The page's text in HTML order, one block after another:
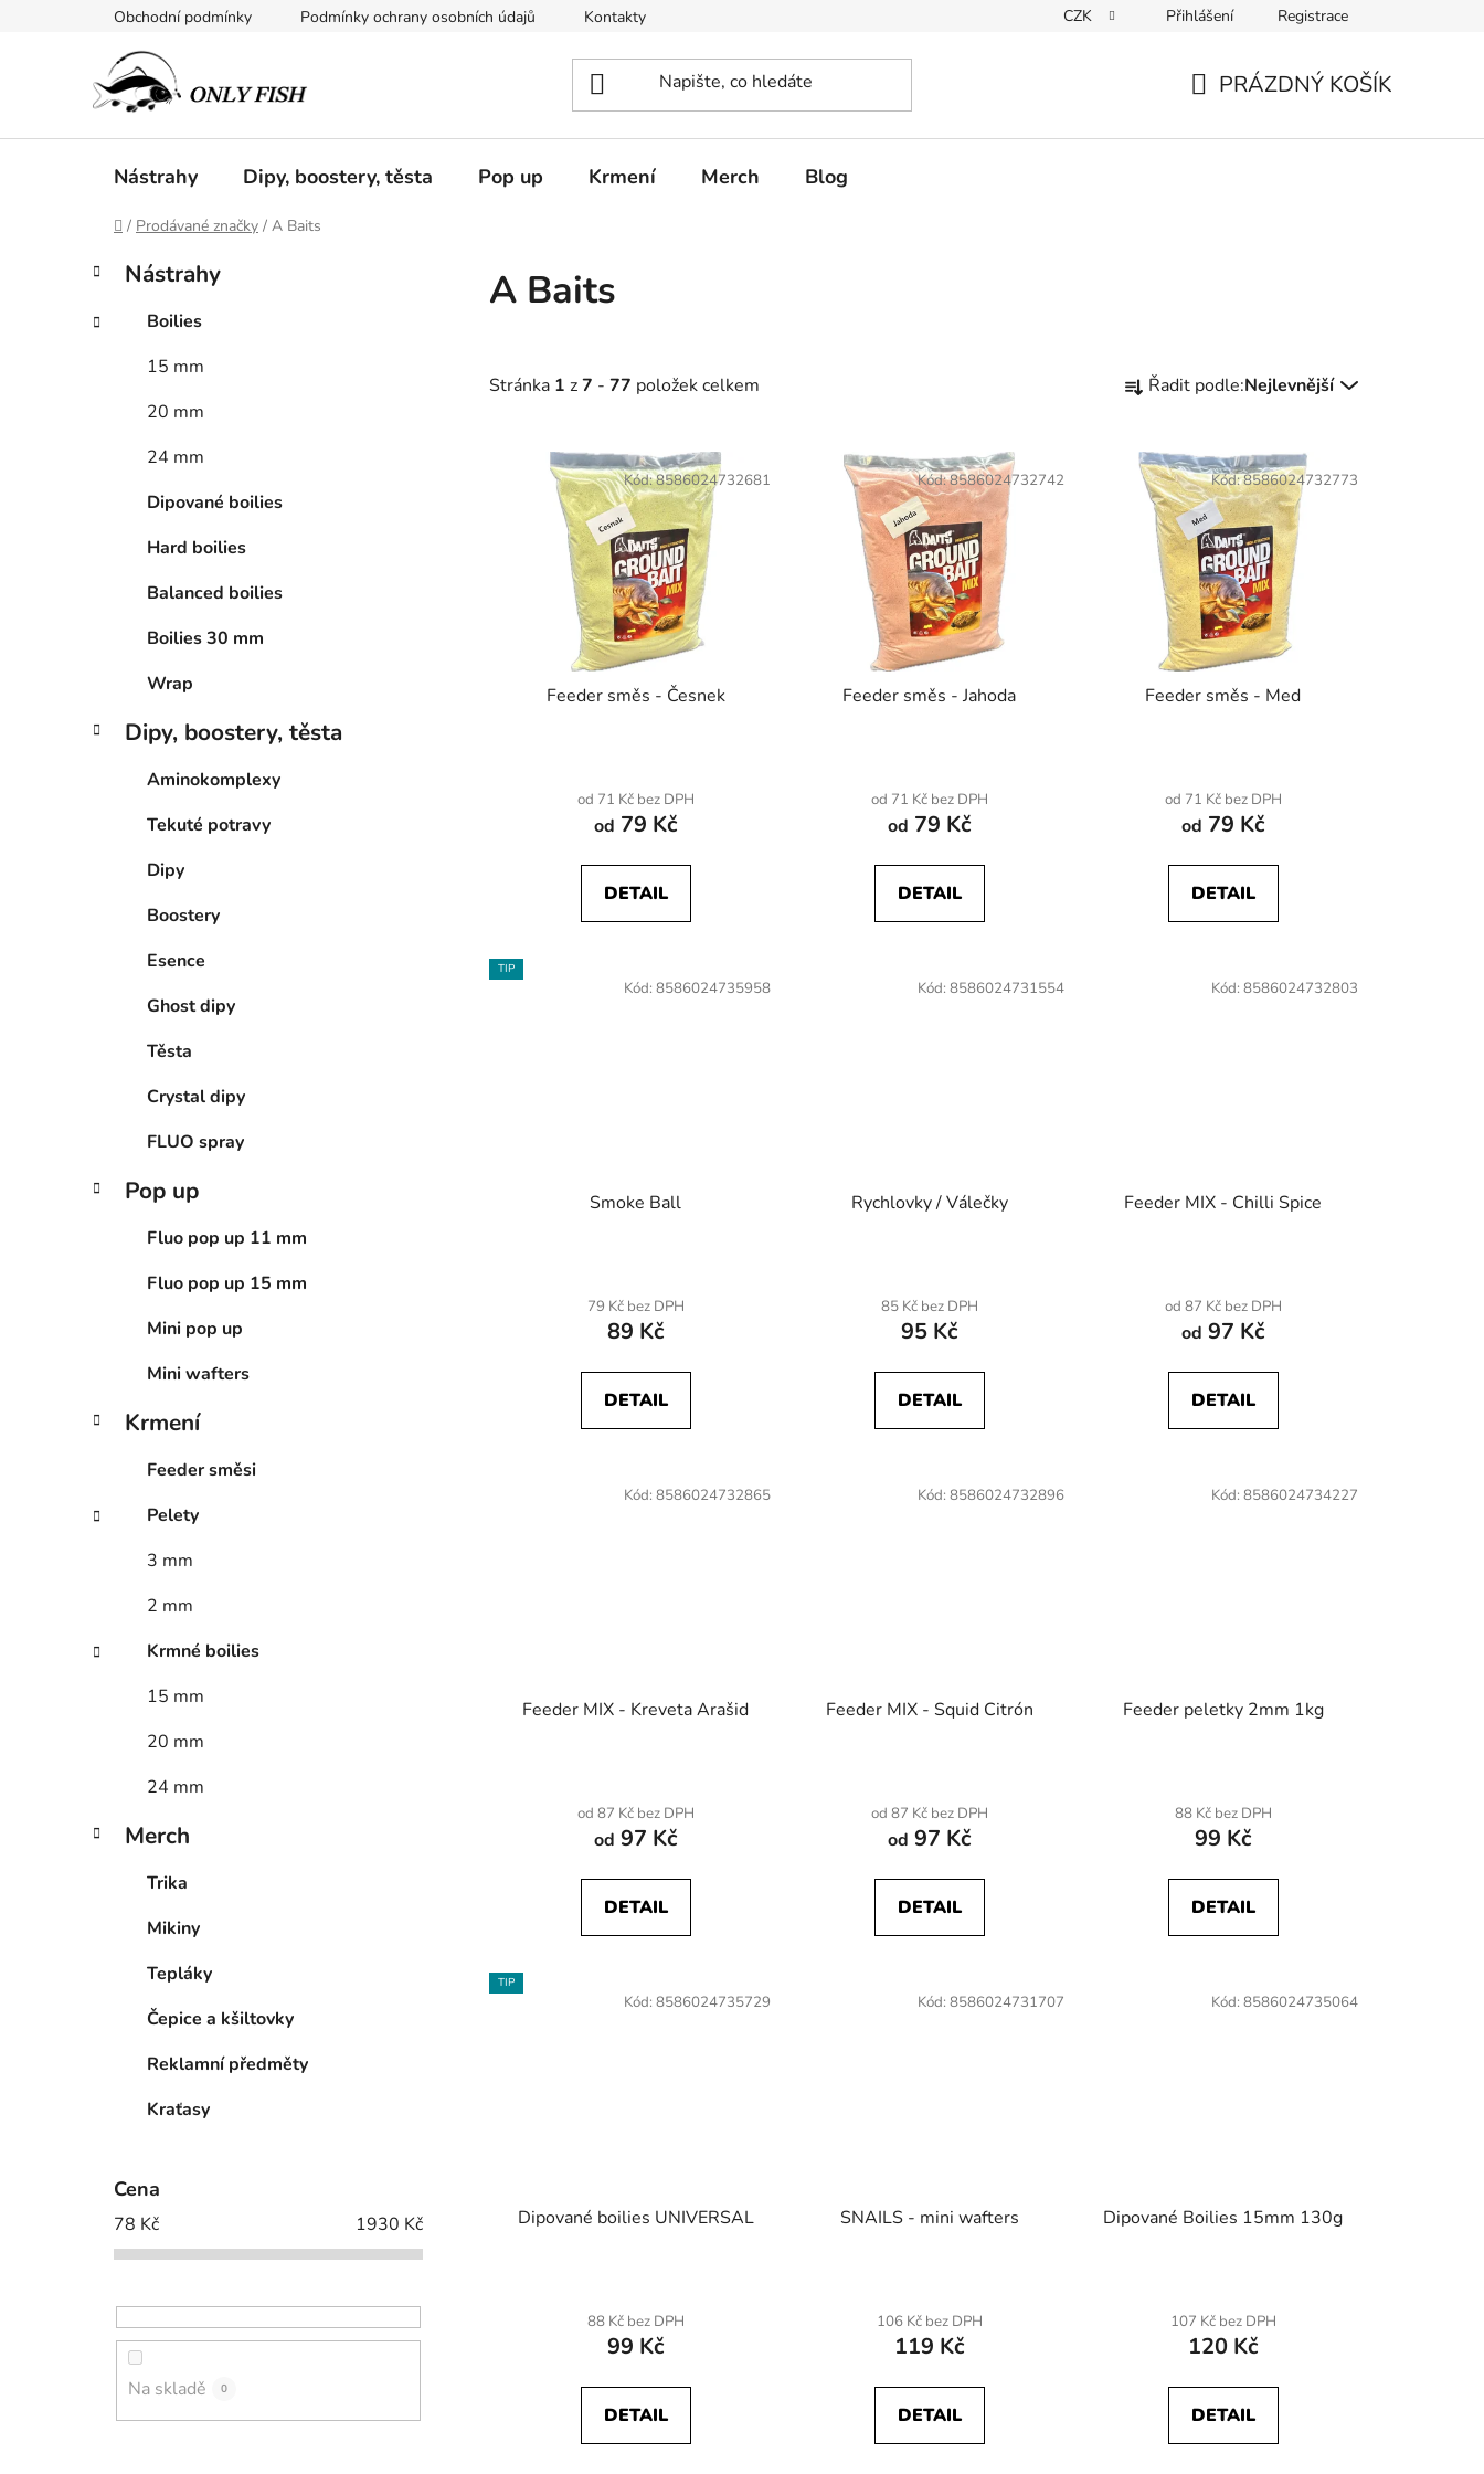
Obchodní podmínky Podmínky ochrany osobních údajů Kontakty CZK Přihlášení Registrace
PRÁZDNÝ KOŠÍK
Nástrahy Dipy, boostery, těsta Pop up Krmení Merch Blog
Domů
/ Prodávané značky / A Baits
P
s
Přeskočit
kategorie
K
a
e
Nástrahy
Boilies
15 mm
20 mm
24 mm
Dipované boilies
Hard boilies
Balanced boilies
Boilies 30 mm
Wrap
Dipy, boostery, těsta
Aminokomplexy
Tekuté potravy
Dipy
Boostery
Esence
Ghost dipy
Těsta
Crystal dipy
FLUO spray
Pop up
Fluo pop up 11 mm
Fluo pop up 15 mm
Mini pop up
Mini wafters
Krmení
Feeder směsi
Pelety
3 mm
2 mm
Krmné boilies
15 mm
20 mm
24 mm
Merch
Trika
Mikiny
Tepláky
Čepice a kšiltovky
Reklamní předměty
Kraťasy
Cena
78 Kč 1930 Kč
Na skladě 0
A Baits
Stránka 1 z7 - 77 položek celkem
a Řadit podle:Nejlevnější
Feeder směs - Česnek
od 71 Kč bez DPH
od 79 Kč
DETAIL
Kód:8586024732681
Feeder směs - Jahoda
od 71 Kč bez DPH
od 79 Kč
DETAIL
Kód:8586024732742
Feeder směs - Med
od 71 Kč bez DPH
od 79 Kč
DETAIL
Kód:8586024732773
TIP
Smoke Ball
79 Kč bez DPH
89 Kč
DETAIL
Kód: 8586024735958
Rychlovky / Válečky
85 Kč bez DPH
95 Kč
DETAIL
Kód: 8586024731554
Feeder MIX - Chilli Spice
od 87 Kč bez DPH
od 97 Kč
DETAIL
Kód: 8586024732803
Feeder MIX - Kreveta Arašid
od 87 Kč bez DPH
od 97 Kč
DETAIL
Kód: 8586024732865
Feeder MIX - Squid Citrón
od 87 Kč bez DPH
od 97 Kč
DETAIL
Kód: 8586024732896
Feeder peletky 2mm 1kg
hodnocení
produktu
je
z
88 Kč bez DPH
99 Kč
DETAIL
Kód: 8586024734227
TIP
Dipované boilies UNIVERSAL
88 Kč bez DPH
99 Kč
DETAIL
Kód: 8586024735729
SNAILS - mini wafters
106 Kč bez DPH
119 Kč
DETAIL
Kód: 8586024731707
Dipované Boilies 15mm 130g
107 Kč bez DPH
120 Kč
DETAIL
Kód: 8586024735064